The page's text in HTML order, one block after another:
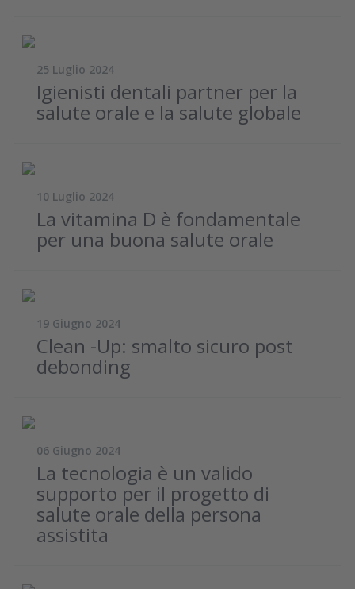
25 Luglio 2024
Igienisti dentali partner per la
salute orale e la salute globale
10 Luglio 2024
La vitamina D è fondamentale
per una buona salute orale
19 Giugno 2024
Clean -Up: smalto sicuro post
debonding
06 Giugno 2024
La tecnologia è un valido
supporto per il progetto di
salute orale della persona
assistita